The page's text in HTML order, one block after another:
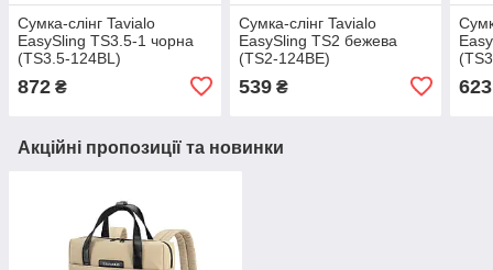
Сумка-слінг Tavialo
EasySling TS3.5-1 чорна
(TS3.5-124BL)
872 ₴
Сумка-слінг Tavialo
EasySling TS2 бежева
(TS2-124BE)
539₴ 623
Акційні пропозиції та новинки